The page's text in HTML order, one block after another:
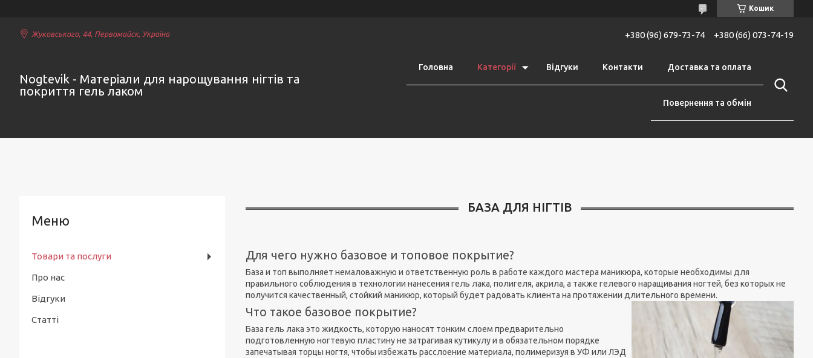
Кошик
Жуковського, 44, Первомайск, Україна +380 (96) 679-73-74 +380 (66) 073-74-19
Nogtevik - Матеріали для нарощування нігтів та
покриття гель лаком
Головна Категорії Відгуки Контакти Доставка та оплата
Повернення та обмін
БАЗА ДЛЯ НІГТІВ
Для чего нужно базовое и топовое покрытие?
База и топ выполняет немаловажную и ответственную роль в работе каждого мастера маникюра, которые необходимы для
правильного соблюдения в технологии нанесения гель лака, полигеля, акрила, а также гелевого наращивания ногтей, без которых не
получится качественный, стойкий маникюр, который будет радовать клиента на протяжении длительного времени.
Что такое базовое покрытие?
База гель лака это жидкость, которую наносят тонким слоем предварительно
подготовленную ногтевую пластину не затрагивая кутикулу и в обязательном порядке
запечатывая торцы ногтя, чтобы избежать расслоение материала, полимеризуя в УФ или ЛЭД
Товари та послуги
Про нас
Відгуки
Статті